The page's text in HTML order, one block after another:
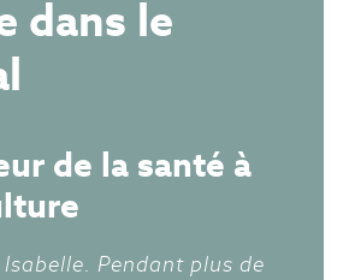
dans le
de la santé à
Isabelle. Pendant plus de